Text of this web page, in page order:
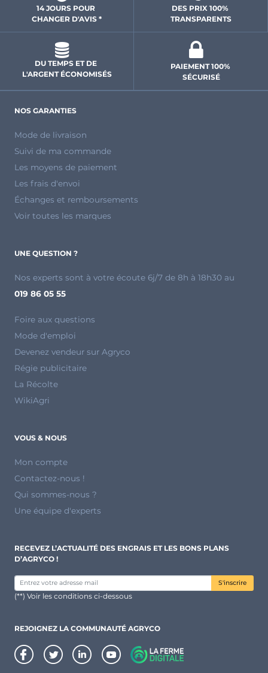
14 JOURS POUR
CHANGER D'AVIS *
DES PRIX 100%
TRANSPARENTS
DU TEMPS ET DE
L'ARGENT ÉCONOMISÉS
PAIEMENT 100%
SÉCURISÉ
NOS GARANTIES
Mode de livraison
Suivi de ma commande
Les moyens de paiement
Les frais d'envoi
Échanges et remboursements
Voir toutes les marques
UNE QUESTION ?
Nos experts sont à votre écoute 6j/7 de 8h à 18h30 au
019 86 05 55
Foire aux questions
Mode d'emploi
Devenez vendeur sur Agryco
Régie publicitaire
La Récolte
WikiAgri
VOUS & NOUS
Mon compte
Contactez-nous !
Qui sommes-nous ?
Une équipe d'experts
RECEVEZ L’ACTUALITÉ DES ENGRAIS ET LES BONS PLANS
D’AGRYCO !
S'inscrire
(**) Voir les conditions ci-dessous
REJOIGNEZ LA COMMUNAUTÉ AGRYCO